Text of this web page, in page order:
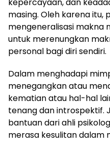
kepercayaan, dan
masing. Oleh karena itu,
mengeneralisasi makna
untuk merenungkan
personal bagi diri sendiri.
Dalam menghadapi
menegangkan atau
kematian atau hal-hal
tenang dan introspektif.
bantuan dari ahli
merasa kesulitan dalam